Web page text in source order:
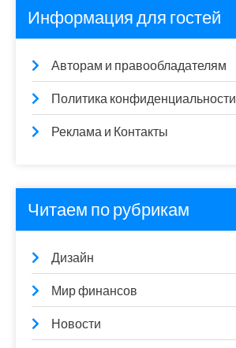
Информация для гостей
Авторам и правообладателям
Политика конфиденциальности
Реклама и Контакты
Читаем по рубрикам
Дизайн
Мир финансов
Новости